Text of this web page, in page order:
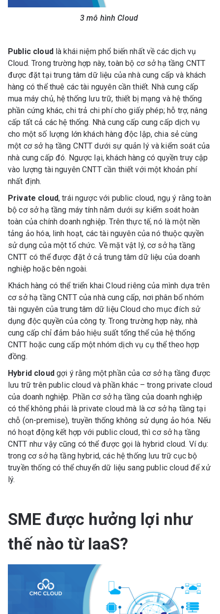
3 mô hình Cloud
Public cloud là khái niệm phổ biến nhất về các dịch vụ
Cloud. Trong trường hợp này, toàn bộ cơ sở hạ tầng CNTT
được đặt tại trung tâm dữ liệu của nhà cung cấp và khách
hàng có thể thuê các tài nguyên cần thiết. Nhà cung cấp
mua máy chủ, hệ thống lưu trữ, thiết bị mạng và hệ thống
phần cứng khác, chi trả chi phí cho giấy phép; hỗ trợ, nâng
cấp tất cả các hệ thống. Nhà cung cấp cung cấp dịch vụ
cho một số lượng lớn khách hàng độc lập, chia sẻ cùng
một cơ sở hạ tầng CNTT dưới sự quản lý và kiểm soát của
nhà cung cấp đó. Ngược lại, khách hàng có quyền truy cập
vào lượng tài nguyên CNTT cần thiết với một khoản phí
nhất định.
Private cloud, trái ngược với public cloud, ngụ ý rằng toàn
bộ cơ sở hạ tầng máy tính nằm dưới sự kiểm soát hoàn
toàn của chính doanh nghiệp. Trên thực tế, nó là một nền
tảng ảo hóa, linh hoạt, các tài nguyên của nó thuộc quyền
sử dụng của một tổ chức. Về mặt vật lý, cơ sở hạ tầng
CNTT có thể được đặt ở cả trung tâm dữ liệu của doanh
nghiệp hoặc bên ngoài.
Khách hàng có thể triển khai Cloud riêng của mình dựa trên
cơ sở hạ tầng CNTT của nhà cung cấp, nơi phân bổ nhóm
tài nguyên của trung tâm dữ liệu Cloud cho mục đích sử
dụng độc quyền của công ty. Trong trường hợp này, nhà
cung cấp chỉ đảm bảo hiệu suất tổng thể của hệ thống
CNTT hoặc cung cấp một nhóm dịch vụ cụ thể theo hợp
đồng.
Hybrid cloud gợi ý rằng một phần của cơ sở hạ tầng được
lưu trữ trên public cloud và phần khác – trong private cloud
của doanh nghiệp. Phần cơ sở hạ tầng của doanh nghiệp
có thể không phải là private cloud mà là cơ sở hạ tầng tại
chỗ (on-premise), truyền thống không sử dụng ảo hóa. Nếu
nó hoạt động kết hợp với public cloud, thì cơ sở hạ tầng
CNTT như vậy cũng có thể được gọi là hybrid cloud. Ví dụ:
trong cơ sở hạ tầng hybrid, các hệ thống lưu trữ cục bộ
truyền thống có thể chuyển dữ liệu sang public cloud để xử
lý.
SME được hưởng lợi như
thế nào từ IaaS?